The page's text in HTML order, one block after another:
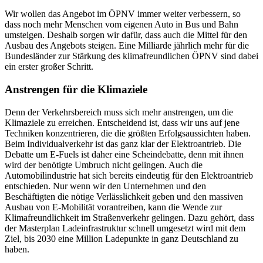
Wir wollen das Angebot im ÖPNV immer weiter verbessern, so
dass noch mehr Menschen vom eigenen Auto in Bus und Bahn
umsteigen. Deshalb sorgen wir dafür, dass auch die Mittel für den
Ausbau des Angebots steigen. Eine Milliarde jährlich mehr für die
Bundesländer zur Stärkung des klimafreundlichen ÖPNV sind dabei
ein erster großer Schritt.
Anstrengen für die Klimaziele
Denn der Verkehrsbereich muss sich mehr anstrengen, um die
Klimaziele zu erreichen. Entscheidend ist, dass wir uns auf jene
Techniken konzentrieren, die die größten Erfolgsaussichten haben.
Beim Individualverkehr ist das ganz klar der Elektroantrieb. Die
Debatte um E-Fuels ist daher eine Scheindebatte, denn mit ihnen
wird der benötigte Umbruch nicht gelingen. Auch die
Automobilindustrie hat sich bereits eindeutig für den Elektroantrieb
entschieden. Nur wenn wir den Unternehmen und den
Beschäftigten die nötige Verlässlichkeit geben und den massiven
Ausbau von E-Mobilität vorantreiben, kann die Wende zur
Klimafreundlichkeit im Straßenverkehr gelingen. Dazu gehört, dass
der Masterplan Ladeinfrastruktur schnell umgesetzt wird mit dem
Ziel, bis 2030 eine Million Ladepunkte in ganz Deutschland zu
haben.